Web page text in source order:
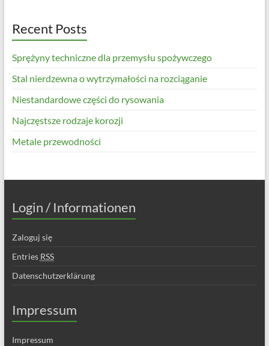
Recent Posts
Sprężyny techniczne dla przemysłu spożywczego
Stal nierdzewna o wytrzymałości na rozciąganie
Niestandardowe części do rysowania
Najczęstsze rodzaje korozji
Metale przewodności
Login / Informationen
Zaloguj się
Entries RSS
Datenschutzerklärung
Impressum
Impressum